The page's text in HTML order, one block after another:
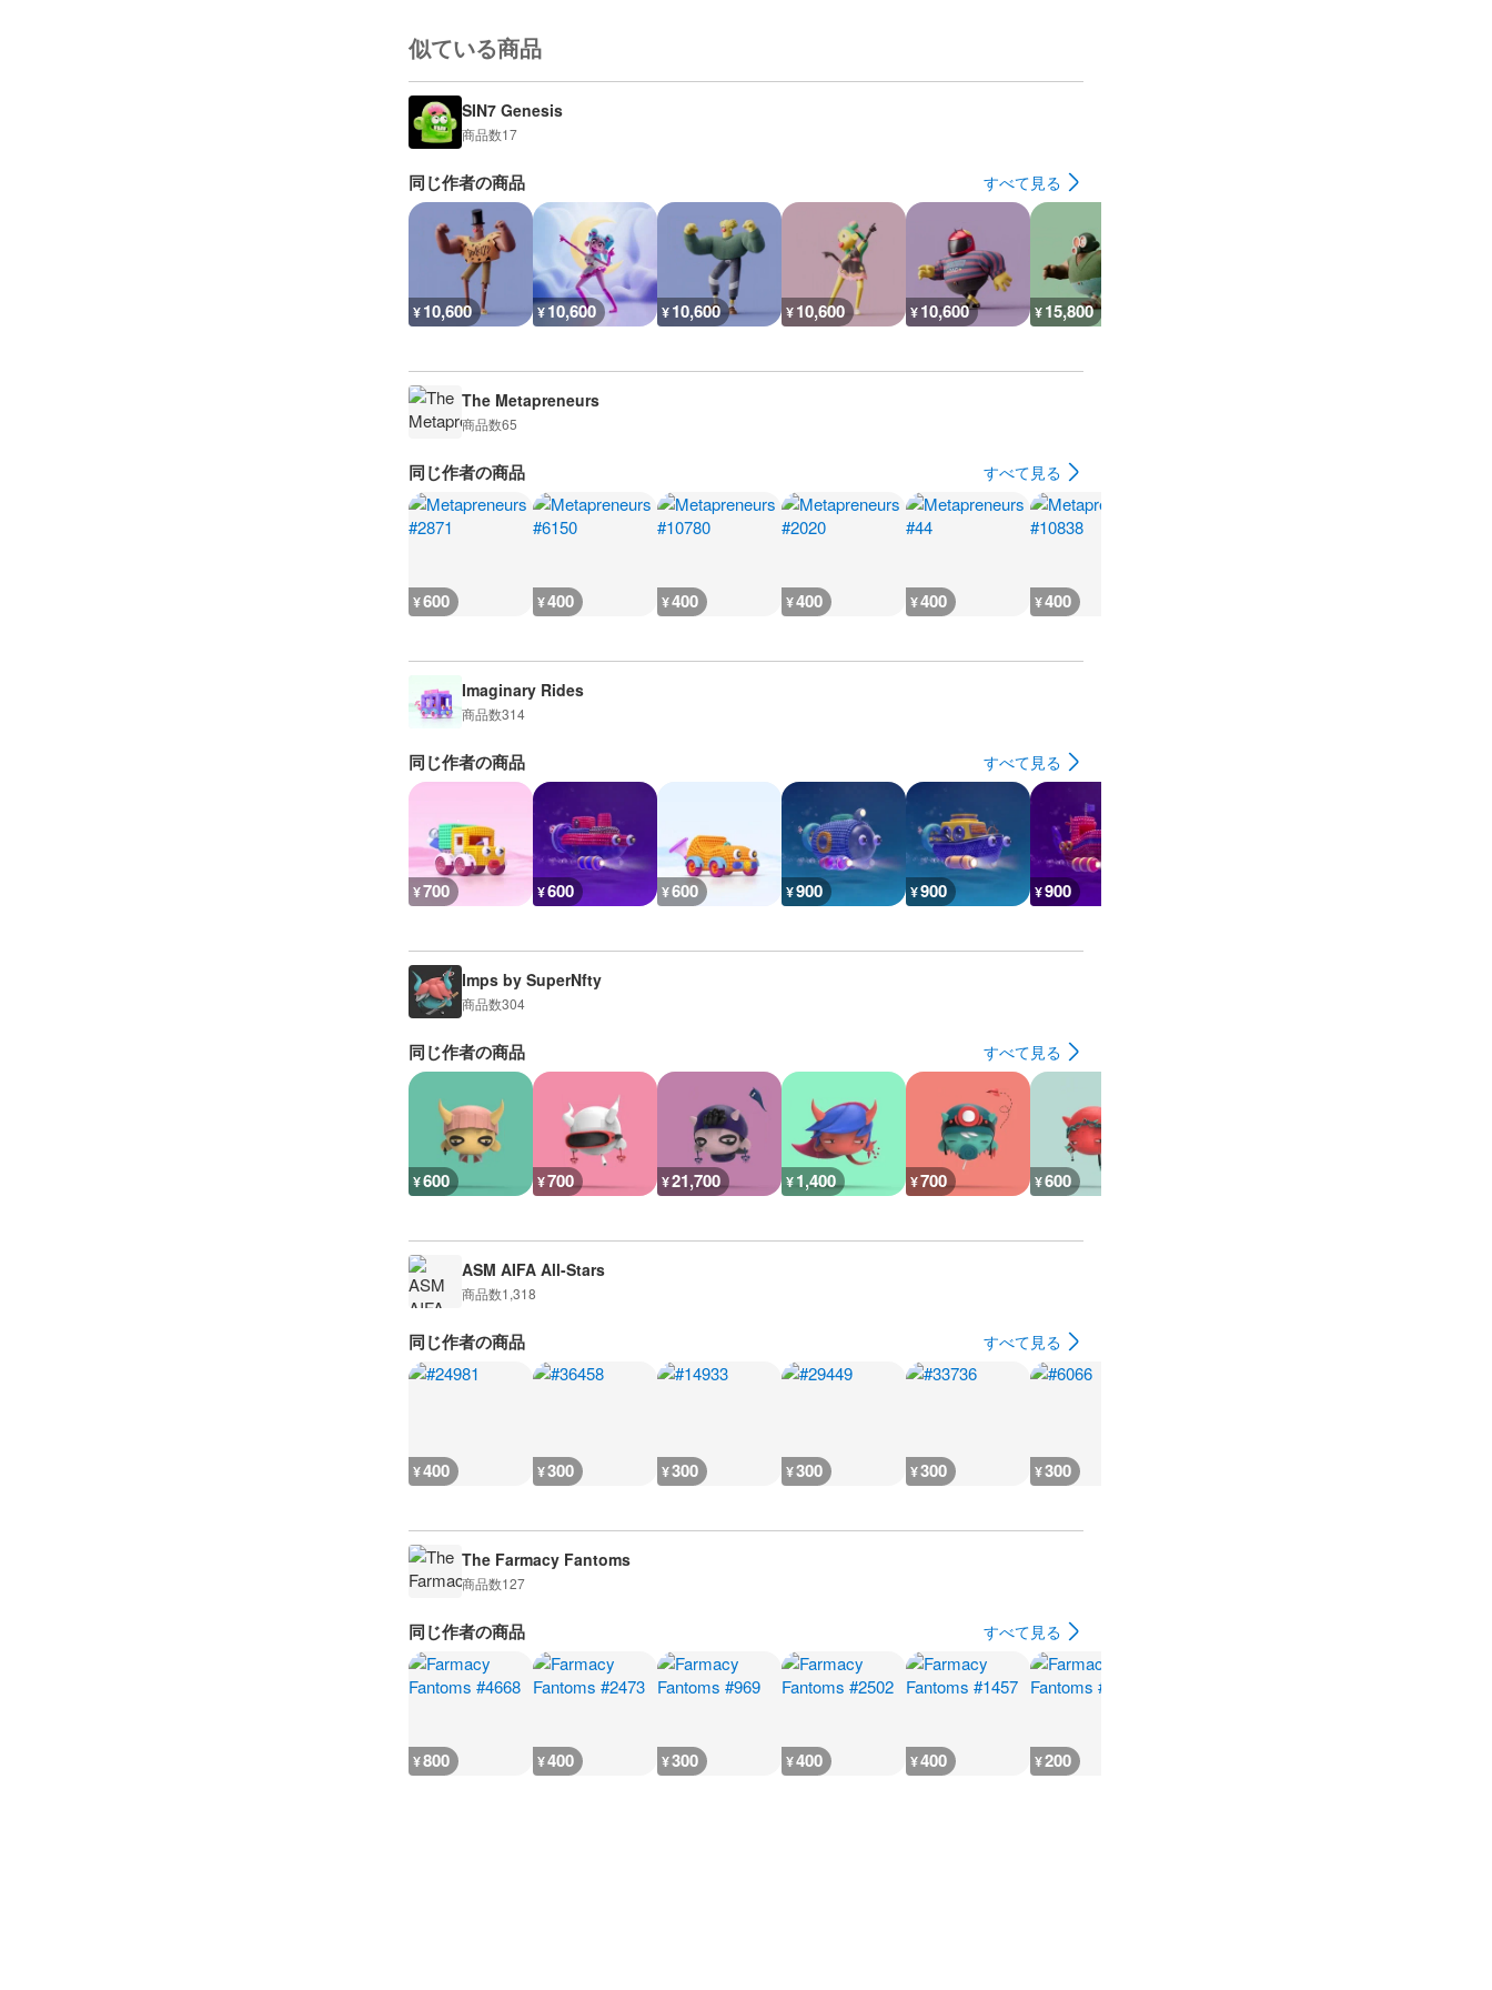
似ている商品
SIN7 Genesis
商品数17
同じ作者の商品 すべて見る
¥10,600 ¥10,600 ¥10,600 ¥10,600 ¥10,600 ¥15,800
The Metapreneurs
商品数65
同じ作者の商品 すべて見る
¥600 ¥400 ¥400 ¥400 ¥400 ¥400
Imaginary Rides
商品数314
同じ作者の商品 すべて見る
¥700 ¥600 ¥600 ¥900 ¥900 ¥900
Imps by SuperNfty
商品数304
同じ作者の商品 すべて見る
¥600 ¥700 ¥21,700 ¥1,400 ¥700 ¥600
ASM AIFA All-Stars
商品数1,318
同じ作者の商品 すべて見る
¥400 ¥300 ¥300 ¥300 ¥300 ¥300
The Farmacy Fantoms
商品数127
同じ作者の商品 すべて見る
¥800 ¥400 ¥300 ¥400 ¥400 ¥200